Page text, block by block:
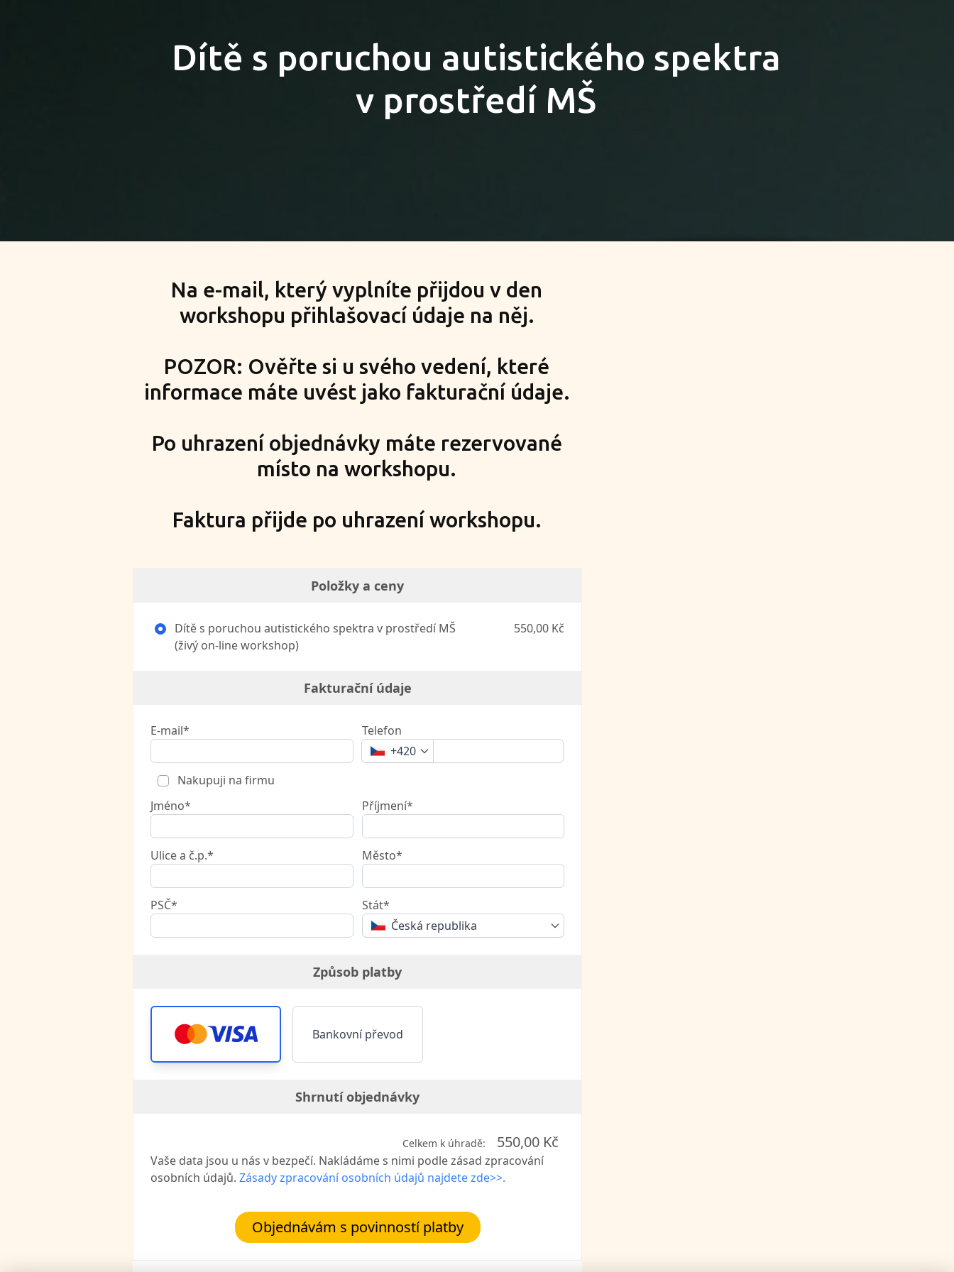
Dítě s poruchou autistického spektra
v prostředí MŠ
Na e-mail, který vyplníte přijdou v den
workshopu přihlašovací údaje na něj.
POZOR: Ověřte si u svého vedení, které
informace máte uvést jako fakturační údaje.
Po uhrazení objednávky máte rezervované
místo na workshopu.
Faktura přijde po uhrazení workshopu.
Položky a ceny
Dítě s poruchou autistického spektra v prostředí MŠ
(živý on-line workshop)
550,00 Kč
Fakturační údaje
E-mail*
Telefon
+420
Nakupuji na firmu
Jméno*
Příjmení*
Ulice a č.p.* Město*
PSČ*
Stát*
Česká republika
Způsob platby
Bankovní převod
Shrnutí objednávky
Celkem k úhradě: 550,00 Kč
Vaše data jsou u nás v bezpečí. Nakládáme s nimi podle zásad zpracování
osobních údajů. Zásady zpracování osobních údajů najdete zde>>.
Objednávám s povinností platby